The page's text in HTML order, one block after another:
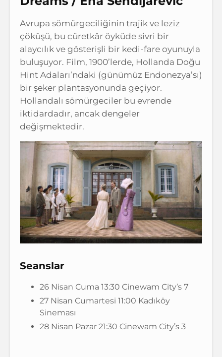
Avrupa sömürgeciliğinin trajik ve leziz
çöküşü, bu cüretkâr öyküde sivri bir
alaycılık ve gösterişli bir kedi-fare oyunuyla
buluşuyor. Film, 1900’lerde, Hollanda Doğu
Hint Adaları’ndaki (günümüz Endonezya’sı)
bir şeker plantasyonunda geçiyor.
Hollandalı sömürgeciler bu evrende
iktidardadır, ancak dengeler
değişmektedir.
Seanslar
26 Nisan Cuma 13:30 Cinewam City’s 7
27 Nisan Cumartesi 11:00 Kadıköy
Sineması
28 Nisan Pazar 21:30 Cinewam City’s 3